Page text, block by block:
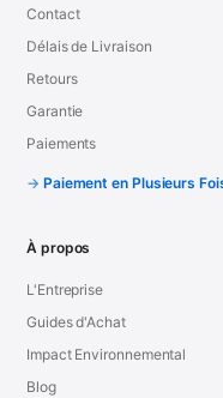
Contact
Délais de Livraison
Retours
Garantie
Paiements
Paiement en Plusieurs
À propos
L'Entreprise
Guides d'Achat
Impact Environnemental
Blog